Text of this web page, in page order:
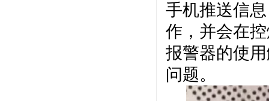
手机推送信
作，并会在
报警器的使
问题。